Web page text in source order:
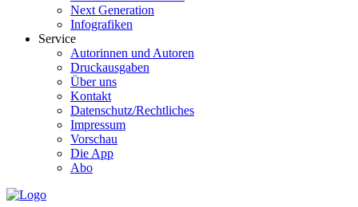
Next Generation
Infografiken
Service
Autorinnen und Autoren
Druckausgaben
Über uns
Kontakt
Datenschutz/Rechtliches
Impressum
Vorschau
Die App
Abo